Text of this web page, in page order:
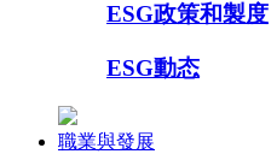
ESG政策和製度
ESG動态
職業與發展